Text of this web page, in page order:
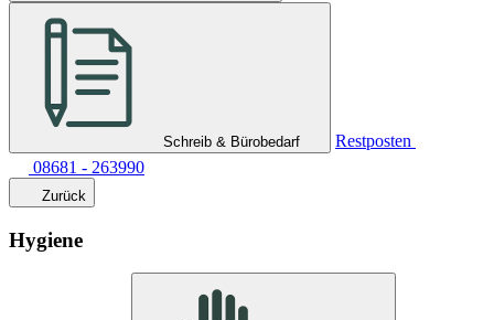
Schreib & Bürobedarf
Restposten
08681 - 263990
Zurück
Hygiene